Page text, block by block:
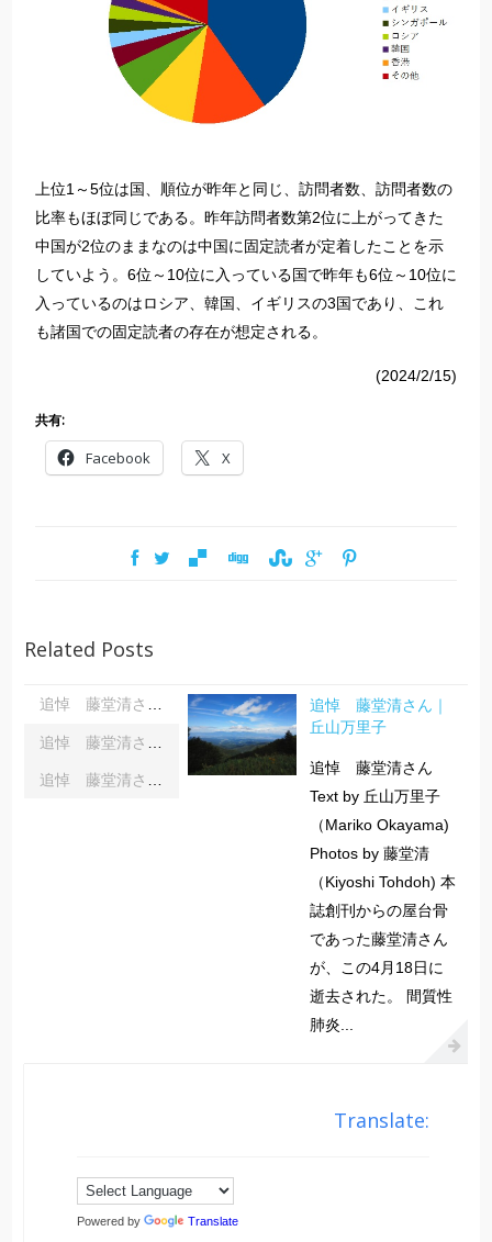
上位1～5位は国、順位が昨年と同じ、訪問者数、訪問者数の
比率もほぼ同じである。昨年訪問者数第2位に上がってきた
中国が2位のままなのは中国に固定読者が定着したことを示
していよう。6位～10位に入っている国で昨年も6位～10位に
入っているのはロシア、韓国、イギリスの3国であり、これ
も諸国での固定読者の存在が想定される。
(2024/2/15)
共有:
Facebook X
Related Posts
追悼 藤堂清さん｜丘山万里子
追悼 藤堂清さん｜
丘山万里子
追悼 藤堂清さん
Text by 丘山万里子
（Mariko Okayama)
Photos by 藤堂清
（Kiyoshi Tohdoh) 本
誌創刊からの屋台骨
であった藤堂清さん
が、この4月18日に
逝去された。 間質性
肺炎...
Translate:
Powered by Translate